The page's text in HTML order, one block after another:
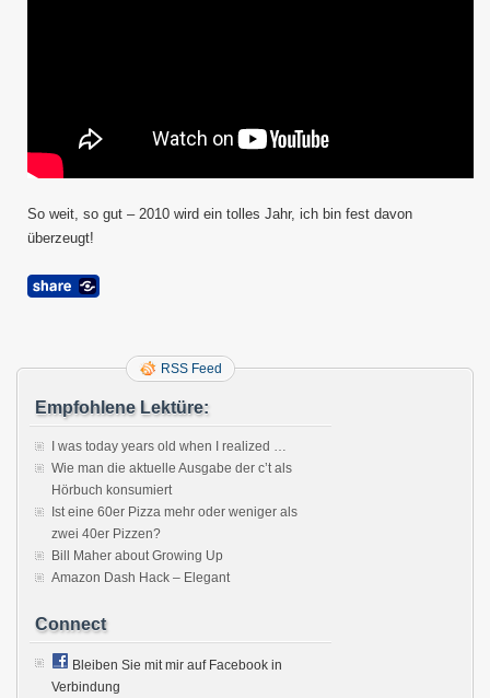
So weit, so gut – 2010 wird ein tolles Jahr, ich bin fest davon
überzeugt!
RSS Feed
Empfohlene Lektüre:
I was today years old when I realized …
Wie man die aktuelle Ausgabe der c’t als
Hörbuch konsumiert
Ist eine 60er Pizza mehr oder weniger als
zwei 40er Pizzen?
Bill Maher about Growing Up
Amazon Dash Hack – Elegant
Connect
Bleiben Sie mit mir auf Facebook in
Verbindung